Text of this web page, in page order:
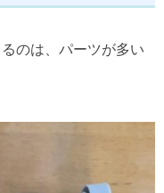
のは、パーツが多い